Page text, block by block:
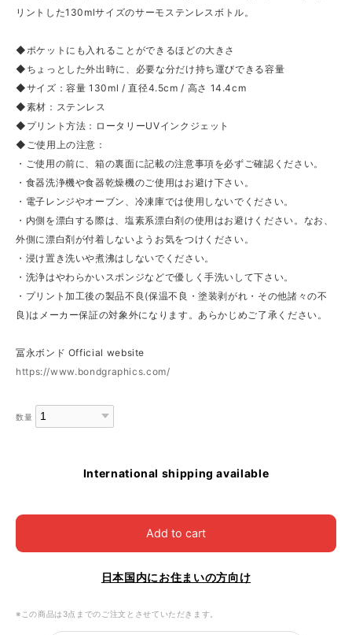
リントした130mlサイズのサーモステンレスボトル。
◆ポケットにも入れることができるほどの大きさ
◆ちょっとした外出時に、必要な分だけ持ち運びできる容量
◆サイズ：容量 130ml / 直径4.5cm / 高さ 14.4cm
◆素材：ステンレス
◆プリント方法：ロータリーUVインクジェット
◆ご使用上の注意：
・ご使用の前に、箱の裏面に記載の注意事項を必ずご確認ください。
・食器洗浄機や食器乾燥機のご使用はお避け下さい。
・電子レンジやオーブン、冷凍庫では使用しないでください。
・内側を漂白する際は、塩素系漂白剤の使用はお避けください。なお、
外側に漂白剤が付着しないようお気をつけください。
・浸け置き洗いや煮沸はしないでください。
・洗浄はやわらかいスポンジなどで優しく手洗いして下さい。
・プリント加工後の製品不良(保温不良・塗装剥がれ・その他諸々の不
良)はメーカー保証の対象外になります。あらかじめご了承ください。
冨永ボンド Official website
https://www.bondgraphics.com/
数量
International shipping available
Add to cart
日本国内にお住まいの方向け
※この商品は3点までのご注文とさせていただきます。